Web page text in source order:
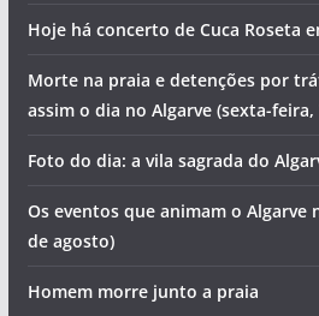
Hoje há concerto de Cuca Roseta
Morte na praia e detenções por
assim o dia no Algarve (sexta-
Foto do dia: a vila sagrada do
Os eventos que animam o Algarve
de agosto)
Homem morre junto a praia